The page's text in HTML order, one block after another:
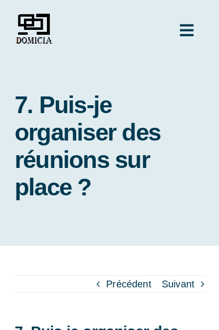
contenu
Contact
7. Puis-je
organiser des
réunions sur
place ?
Précédent Suivant